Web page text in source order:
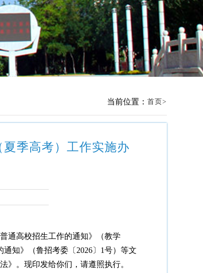
当前位置： 首页
季高考）工作实施办
通高校招生工作的通知》（教学
通知》（鲁招考委〔2026〕1号）等文
》。现印发给你们，请遵照执行。